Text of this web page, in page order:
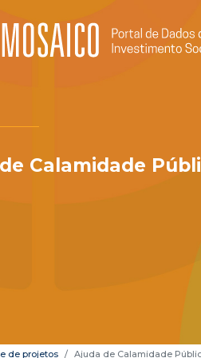
Calamidade
de projetos Ajuda de Calamidade